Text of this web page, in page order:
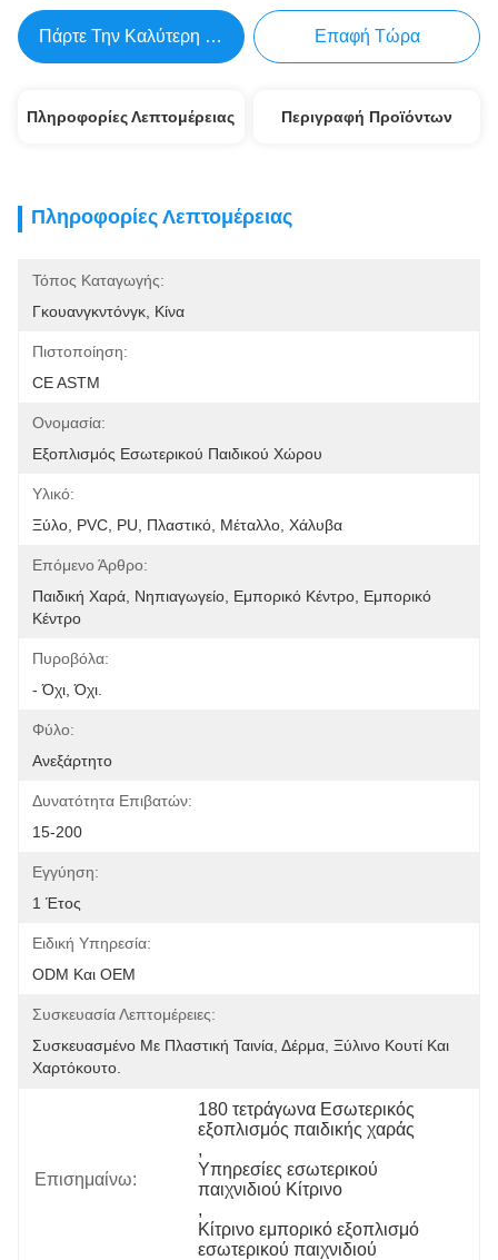
Πάρτε Την Καλύτερη Τιμή Επαφή Τώρα
Πληροφορίες Λεπτομέρειας Περιγραφή Προϊόντων
Πληροφορίες Λεπτομέρειας
Τόπος Καταγωγής:
Γκουανγκντόνγκ, Κίνα
Πιστοποίηση:
CE ASTM
Ονομασία:
Εξοπλισμός Εσωτερικού Παιδικού Χώρου
Υλικό:
Ξύλο, PVC, PU, Πλαστικό, Μέταλλο, Χάλυβα
Επόμενο Άρθρο:
Παιδική Χαρά, Νηπιαγωγείο, Εμπορικό Κέντρο, Εμπορικό
Κέντρο
Πυροβόλα:
- Όχι, Όχι.
Φύλο:
Ανεξάρτητο
Δυνατότητα Επιβατών:
15-200
Εγγύηση:
1 Έτος
Ειδική Υπηρεσία:
ODM Και OEM
Συσκευασία Λεπτομέρειες:
Συσκευασμένο Με Πλαστική Ταινία, Δέρμα, Ξύλινο Κουτί Και
Χαρτόκουτο.
Επισημαίνω:
180 τετράγωνα Εσωτερικός
εξοπλισμός παιδικής χαράς
,
Υπηρεσίες εσωτερικού
παιχνιδιού Κίτρινο
,
Κίτρινο εμπορικό εξοπλισμό
εσωτερικού παιχνιδιού